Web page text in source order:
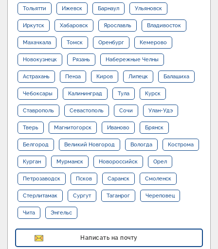
Тольятти Ижевск Барнаул Ульяновск
Иркутск Хабаровск Ярославль Владивосток
Махачкала Томск Оренбург Кемерово
Новокузнецк Рязань Набережные Челны
Астрахань Пенза Киров Липецк Балашиха
Чебоксары Калининград Тула Курск
Ставрополь Севастополь Сочи Улан-Удэ
Тверь Магнитогорск Иваново Брянск
Белгород Великий Новгород Вологда Кострома
Курган Мурманск Новороссийск Орел
Петрозаводск Псков Саранск Смоленск
Стерлитамак Сургут Таганрог Череповец
Чита Энгельс
Написать на почту